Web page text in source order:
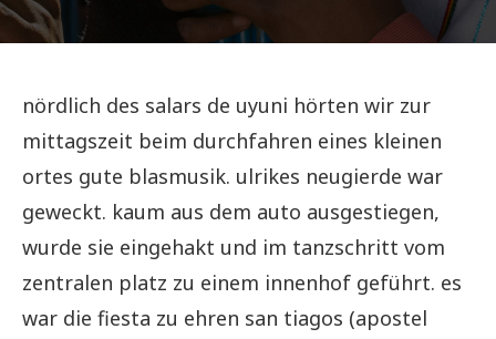
nördlich des salars de uyuni hörten wir zur
mittagszeit beim durchfahren eines kleinen
ortes gute blasmusik. ulrikes neugierde war
geweckt. kaum aus dem auto ausgestiegen,
wurde sie eingehakt und im tanzschritt vom
zentralen platz zu einem innenhof geführt. es
war die fiesta zu ehren san tiagos (apostel